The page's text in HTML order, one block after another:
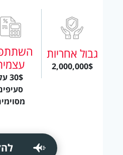
גבול אחריות
2,000,000$
30$